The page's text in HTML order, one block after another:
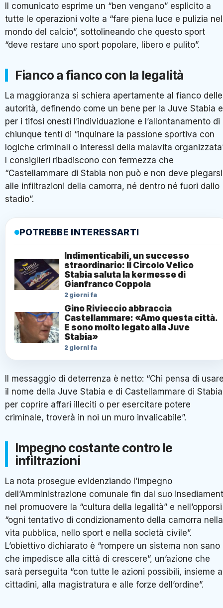
Il comunicato esprime un “ben vengano” esplicito a
tutte le operazioni volte a “fare piena luce e pulizia nel
mondo del calcio”, sottolineando che questo sport
“deve restare uno sport popolare, libero e pulito”.
Fianco a fianco con la legalità
La maggioranza si schiera apertamente al fianco delle
autorità, definendo come un bene per la Juve Stabia e
per i tifosi onesti l’individuazione e l’allontanamento di
chiunque tenti di “inquinare la passione sportiva con
logiche criminali o interessi della malavita
I consiglieri ribadiscono con fermezza che
“Castellammare di Stabia non può e non deve piegarsi
alle infiltrazioni della camorra, né dentro né fuori dallo
stadio”.
POTREBBE INTERESSARTI
Indimenticabili, un successo
straordinario: Il Circolo Velico
Stabia saluta la kermesse di
Gianfranco Coppola
2 giorni fa
Gino Rivieccio abbraccia
Castellammare: «Amo questa città.
E sono molto legato alla Juve
Stabia»
2 giorni fa
Il messaggio di deterrenza è netto: “Chi pensa di
il nome della Juve Stabia e di Castellammare di Stabia
per coprire affari illeciti o per esercitare potere
criminale, troverà in noi un muro invalicabile”.
Impegno costante contro le
infiltrazioni
La nota prosegue evidenziando l’impegno
dell’Amministrazione comunale fin dal suo
nel promuovere la “cultura della legalità” e
“ogni tentativo di condizionamento della camorra nella
vita pubblica, nello sport e nella società civile”.
L’obiettivo dichiarato è “rompere un sistema non sano
che impedisce alla città di crescere”, un’azione che
sarà perseguita “con tutte le azioni possibili, insieme
cittadini, alla magistratura e alle forze dell’ordine”.